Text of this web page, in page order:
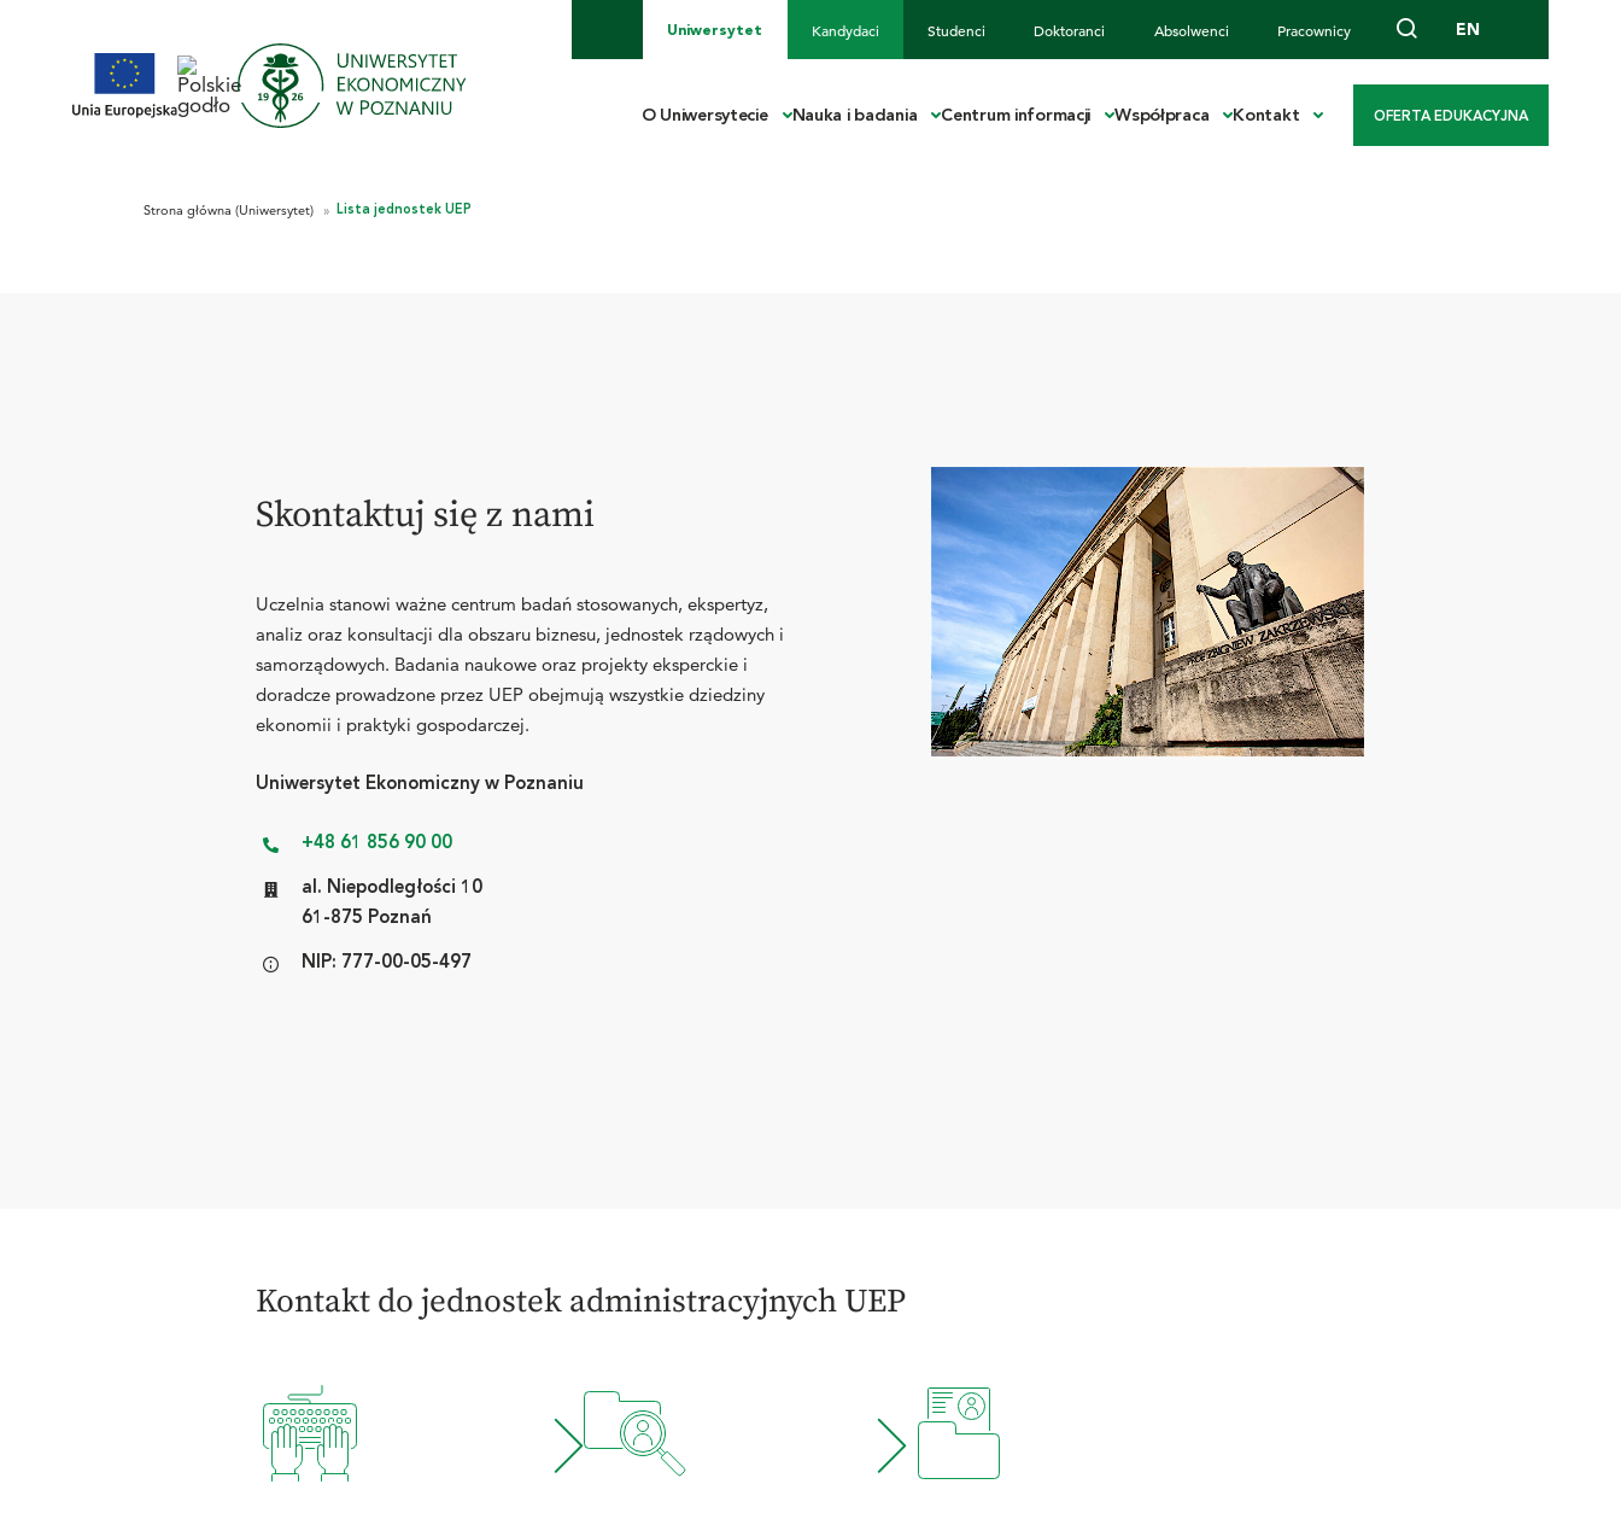
Uniwersytet Kandydaci Studenci Doktoranci Absolwenci Pracownicy EN
O Uniwersytecie Nauka i badania Centrum informacji Współpraca Kontakt OFERTA EDUKACYJNA
Skontaktuj się z nami
Uczelnia stanowi ważne centrum badań stosowanych, ekspertyz,
analiz oraz konsultacji dla obszaru biznesu, jednostek rządowych i
samorządowych. Badania naukowe oraz projekty eksperckie i
doradcze prowadzone przez UEP obejmują wszystkie dziedziny
ekonomii i praktyki gospodarczej.
Uniwersytet Ekonomiczny w Poznaniu
+48 61 856 90 00
al. Niepodległości 10
61-875 Poznań
NIP: 777-00-05-497
Kontakt do jednostek administracyjnych UEP